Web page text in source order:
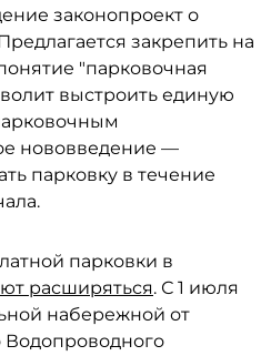
законопроект о
закрепить на
"парковочная
выстроить единую
нововведение —
парковку в течение
парковки в
расширяться. С 1 июля
набережной от
Водопроводного